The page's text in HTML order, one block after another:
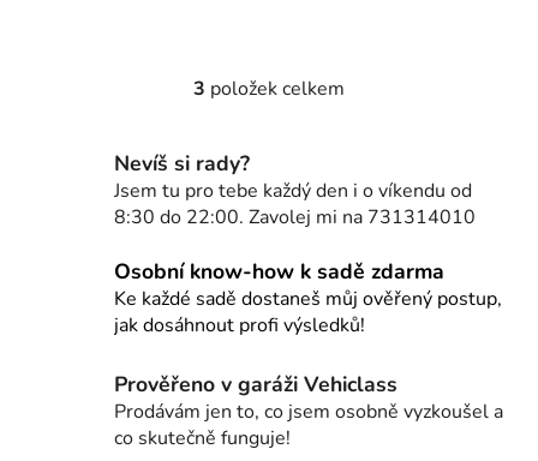
O
á
d
a
í
p
r
k
y
v
3 položek celkem
Nevíš si rady?
Jsem tu pro tebe každý den i o víkendu od
8:30 do 22:00. Zavolej mi na 731314010
Osobní know-how k sadě zdarma
Ke každé sadě dostaneš můj ověřený postup,
jak dosáhnout profi výsledků!
Prověřeno v garáži Vehiclass
Prodávám jen to, co jsem osobně vyzkoušel a
co skutečně funguje!